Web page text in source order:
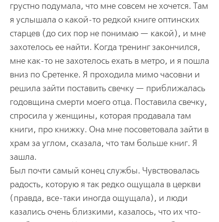
грустно подумала, что мне совсем не хочется. Там
я услышала о какой-то редкой книге оптинских
старцев (до сих пор не понимаю — какой), и мне
захотелось ее найти. Когда тренинг закончился,
мне как-то не захотелось ехать в метро, и я пошла
вниз по Сретенке. Я проходила мимо часовни и
решила зайти поставить свечку — приближалась
годовщина смерти моего отца. Поставила свечку,
спросила у женщины, которая продавала там
книги, про книжку. Она мне посоветовала зайти в
храм за углом, сказала, что там больше книг. Я
зашла.
Был почти самый конец службы. Чувствовалась
радость, которую я так редко ощущала в церкви
(правда, все-таки иногда ощущала), и люди
казались очень близкими, казалось, что их что-